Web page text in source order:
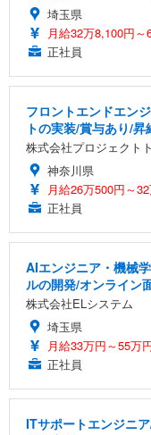
埼玉県
月給32万8,100円～
正社員
フロントエンドエン
トの実装/賞与あり/
株式会社プロジェクト
神奈川県
月給26万500円～
正社員
AIエンジニア・機械
ルの開発/オンライン
株式会社ELシステム
埼玉県
月給33万円～55万
正社員
ITサポートエンジニ